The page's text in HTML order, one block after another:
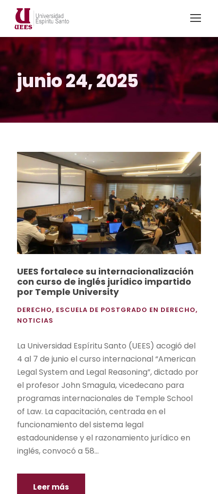
junio 24, 2025
UEES fortalece su internacionalización
con curso de inglés jurídico impartido
por Temple University
DERECHO, ESCUELA DE POSTGRADO EN DERECHO,
NOTICIAS
La Universidad Espíritu Santo (UEES) acogió del
4 al 7 de junio el curso internacional “American
Legal System and Legal Reasoning”, dictado por
el profesor John Smagula, vicedecano para
programas internacionales de Temple School
of Law. La capacitación, centrada en el
funcionamiento del sistema legal
estadounidense y el razonamiento jurídico en
inglés, convocó a 58...
Leer más